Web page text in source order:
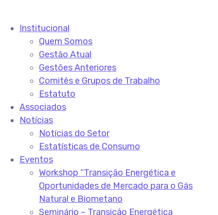
Institucional
Quem Somos
Gestão Atual
Gestões Anteriores
Comitês e Grupos de Trabalho
Estatuto
Associados
Notícias
Notícias do Setor
Estatísticas de Consumo
Eventos
Workshop “Transição Energética e
Oportunidades de Mercado para o Gás
Natural e Biometano
Seminário – Transição Energética